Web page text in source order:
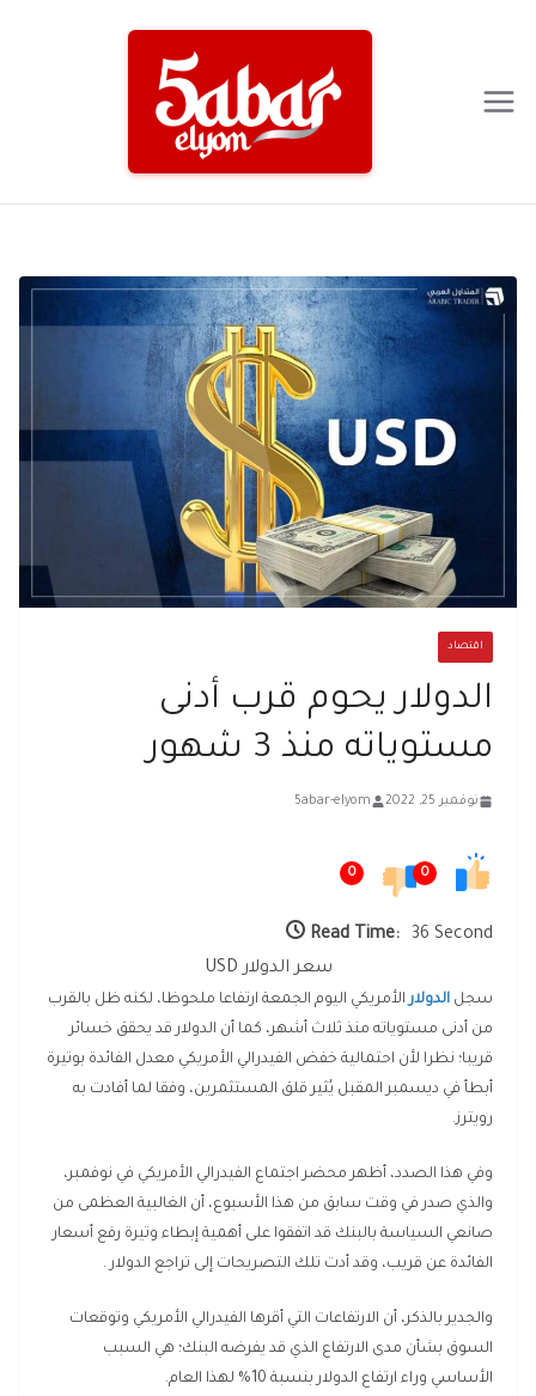
اقتصاد
الدولار يحوم قرب أدنى
مستوياته منذ 3 شهور
نوفمبر 25, 2022 5abar-elyom
0
0
Read Time:
36 Second
سعر الدولار USD
سجل الدولار الأمريكي اليوم الجمعة ارتفاعا ملحوظا، لكنه ظل بالقرب
من أدنى مستوياته منذ ثلاث أشهر، كما أن الدولار قد يحقق خسائر
قريبا؛ نظرا لأن احتمالية خفض الفيدرالي الأمريكي معدل الفائدة بوتيرة
أبطأ في ديسمبر المقبل يُثير قلق المستثمرين، وفقا لما أفادت به
رويترز.
وفي هذا الصدد، أظهر محضر اجتماع الفيدرالي الأمريكي في نوفمبر،
والذي صدر في وقت سابق من هذا الأسبوع، أن الغالبية العظمى من
صانعي السياسة بالبنك قد اتفقوا على أهمية إبطاء وتيرة رفع أسعار
الفائدة عن قريب، وقد أدت تلك التصريحات إلى تراجع الدولار .
والجدير بالذكر، أن الارتفاعات التي أقرها الفيدرالي الأمريكي وتوقعات
السوق بشأن مدى الارتفاع الذي قد يفرضه البنك؛ هي السبب
الأساسي وراء ارتفاع الدولار بنسبة 10% لهذا العام.